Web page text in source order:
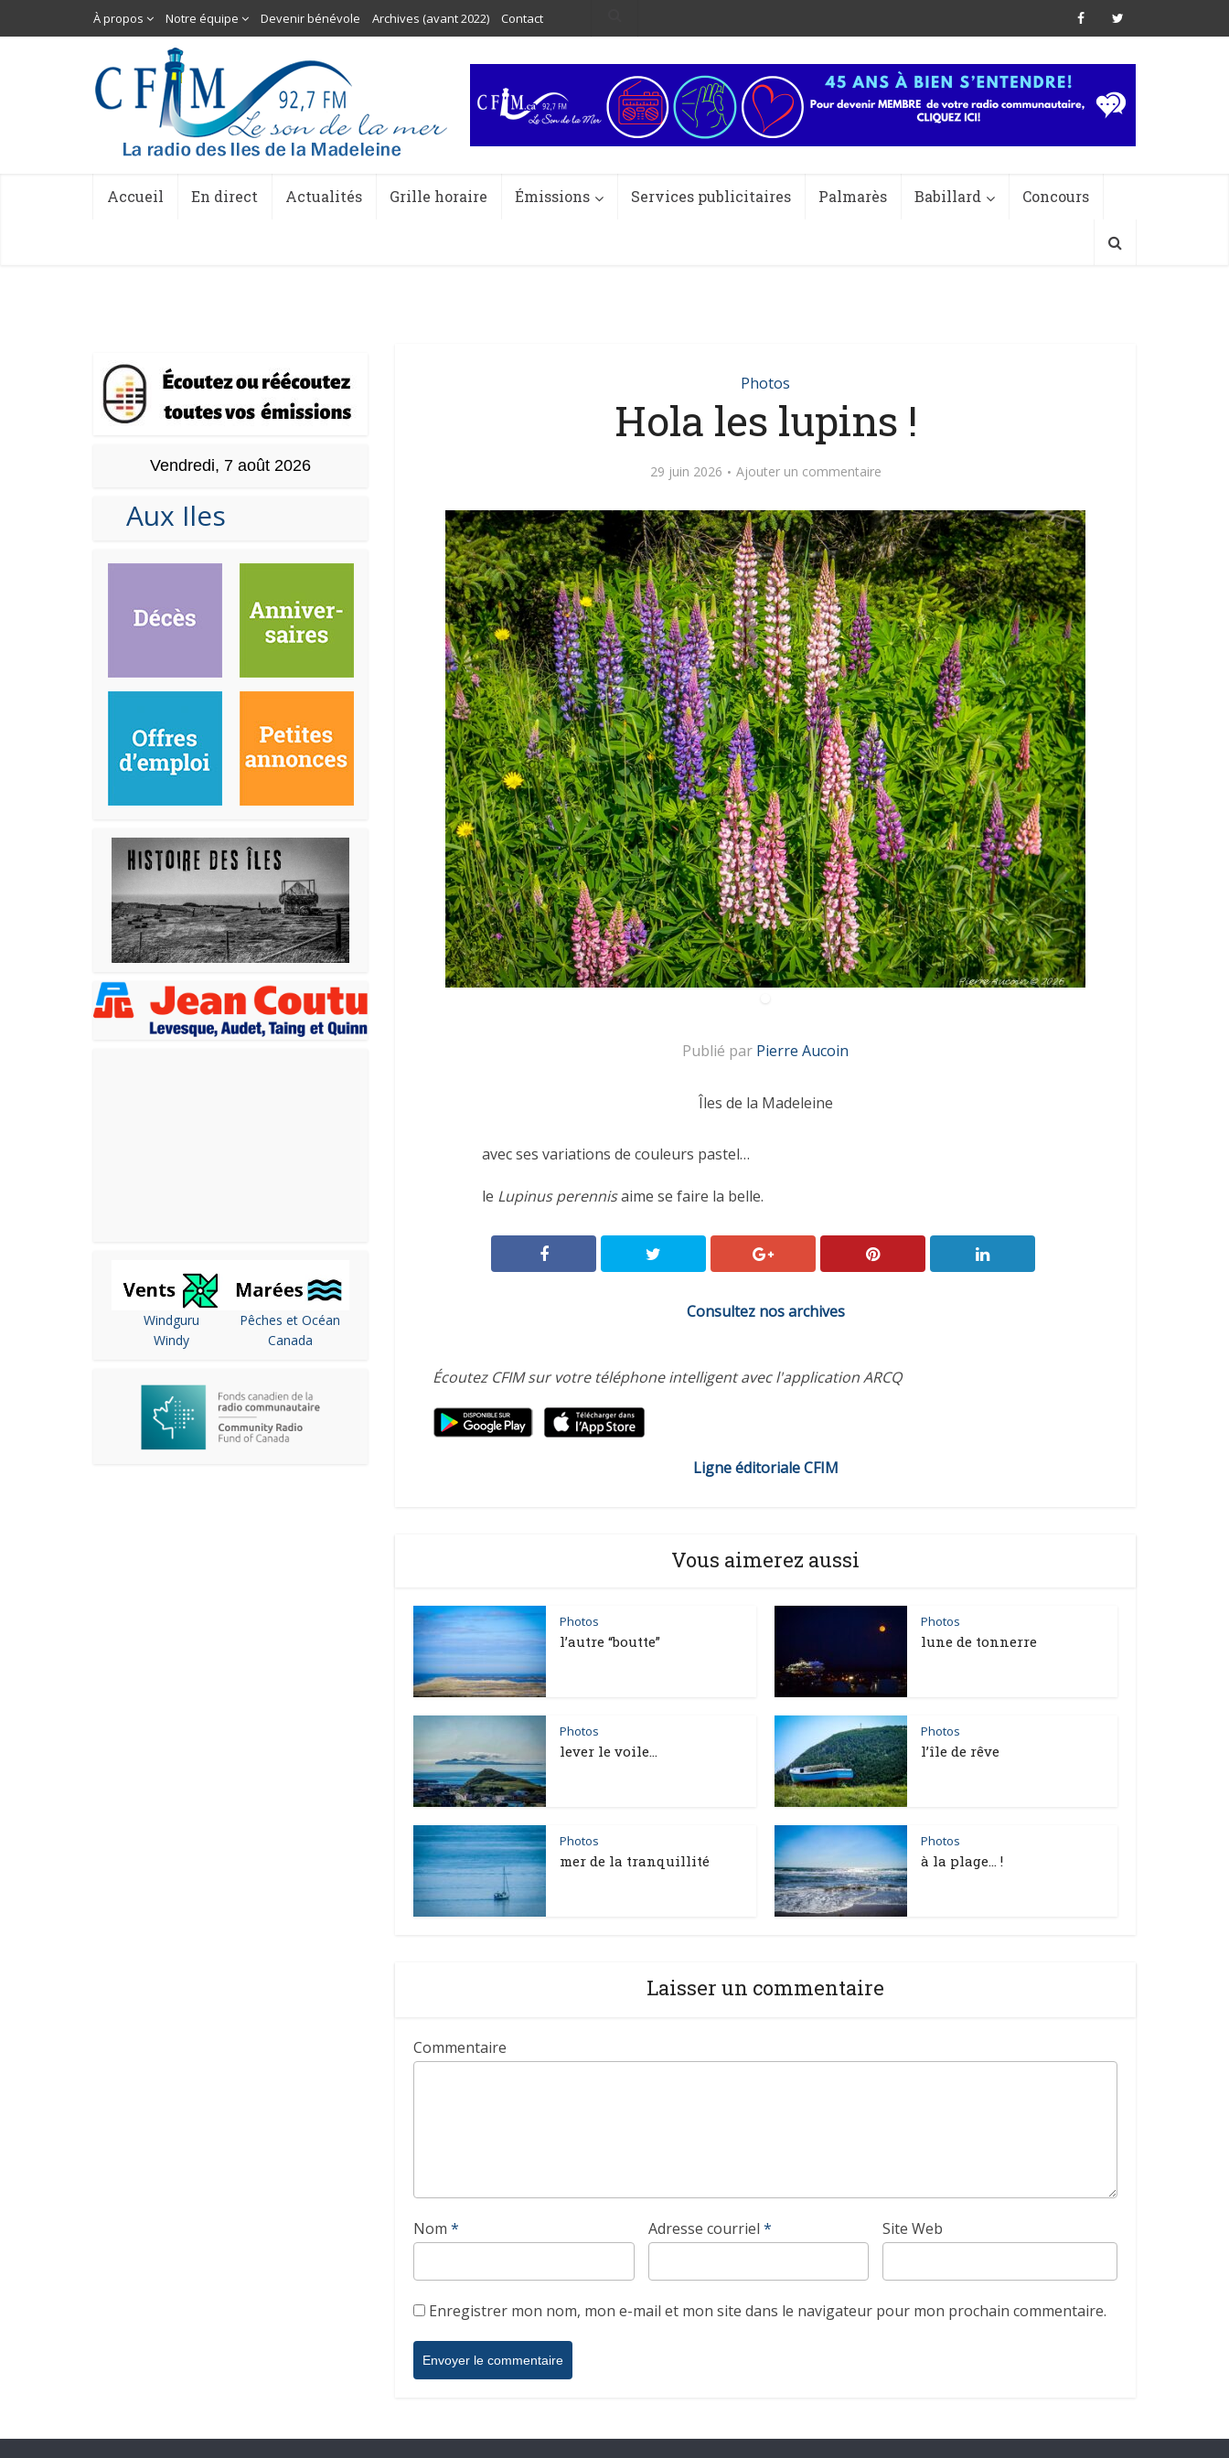
À propos Notre équipe Devenir bénévole Archives (avant 2022) Contact
Accueil En direct Actualités Grille horaire Émissions Services publicitaires Palmarès Babillard Concours
Vendredi, 7 août 2026
Aux Iles
Windguru
Windy
Pêches et Océan
Canada
Photos
Hola les lupins !
29 juin 2026 Ajouter un commentaire
Publié par Pierre Aucoin
Îles de la Madeleine
avec ses variations de couleurs pastel…
le Lupinus perennisaime se faire la belle.
Consultez nos archives
Écoutez CFIM sur votre téléphone intelligent avec l'application ARCQ
Ligne éditoriale CFIM
Vous aimerez aussi
Photos
l’autre “boutte”
Photos
lune de tonnerre
Photos
lever le voile…
Photos
l’île de rêve
Photos
mer de la tranquillité
Photos
à la plage… !
Laisser un commentaire
Commentaire
Nom * Adresse courriel * Site Web
Enregistrer mon nom, mon e-mail et mon site dans le navigateur pour mon prochain commentaire.